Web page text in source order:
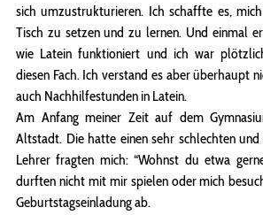
sich umzustrukturieren. Ich schaffte es,
Tisch zu setzen und zu lernen. Und einmal
wie Latein funktioniert und ich war
diesen Fach. Ich verstand es aber überhaupt
auch Nachhilfestunden in Latein.
Am Anfang meiner Zeit auf dem
Altstadt. Die hatte einen sehr schlechten
Lehrer fragten mich: “Wohnst du etwa
durften nicht mit mir spielen oder mich
Geburtstagseinladung ab.